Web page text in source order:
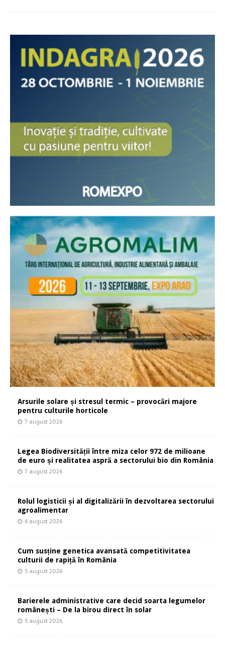
Arsurile solare și stresul termic – provocări majore
pentru culturile horticole
7 august 2026
Legea Biodiversității între miza celor 972 de milioane
de euro și realitatea aspră a sectorului bio din România
7 august 2026
Rolul logisticii și al digitalizării în dezvoltarea sectorului
agroalimentar
6 august 2026
Cum susține genetica avansată competitivitatea
culturii de rapiță în România
5 august 2026
Barierele administrative care decid soarta legumelor
românești – De la birou direct în solar
5 august 2026